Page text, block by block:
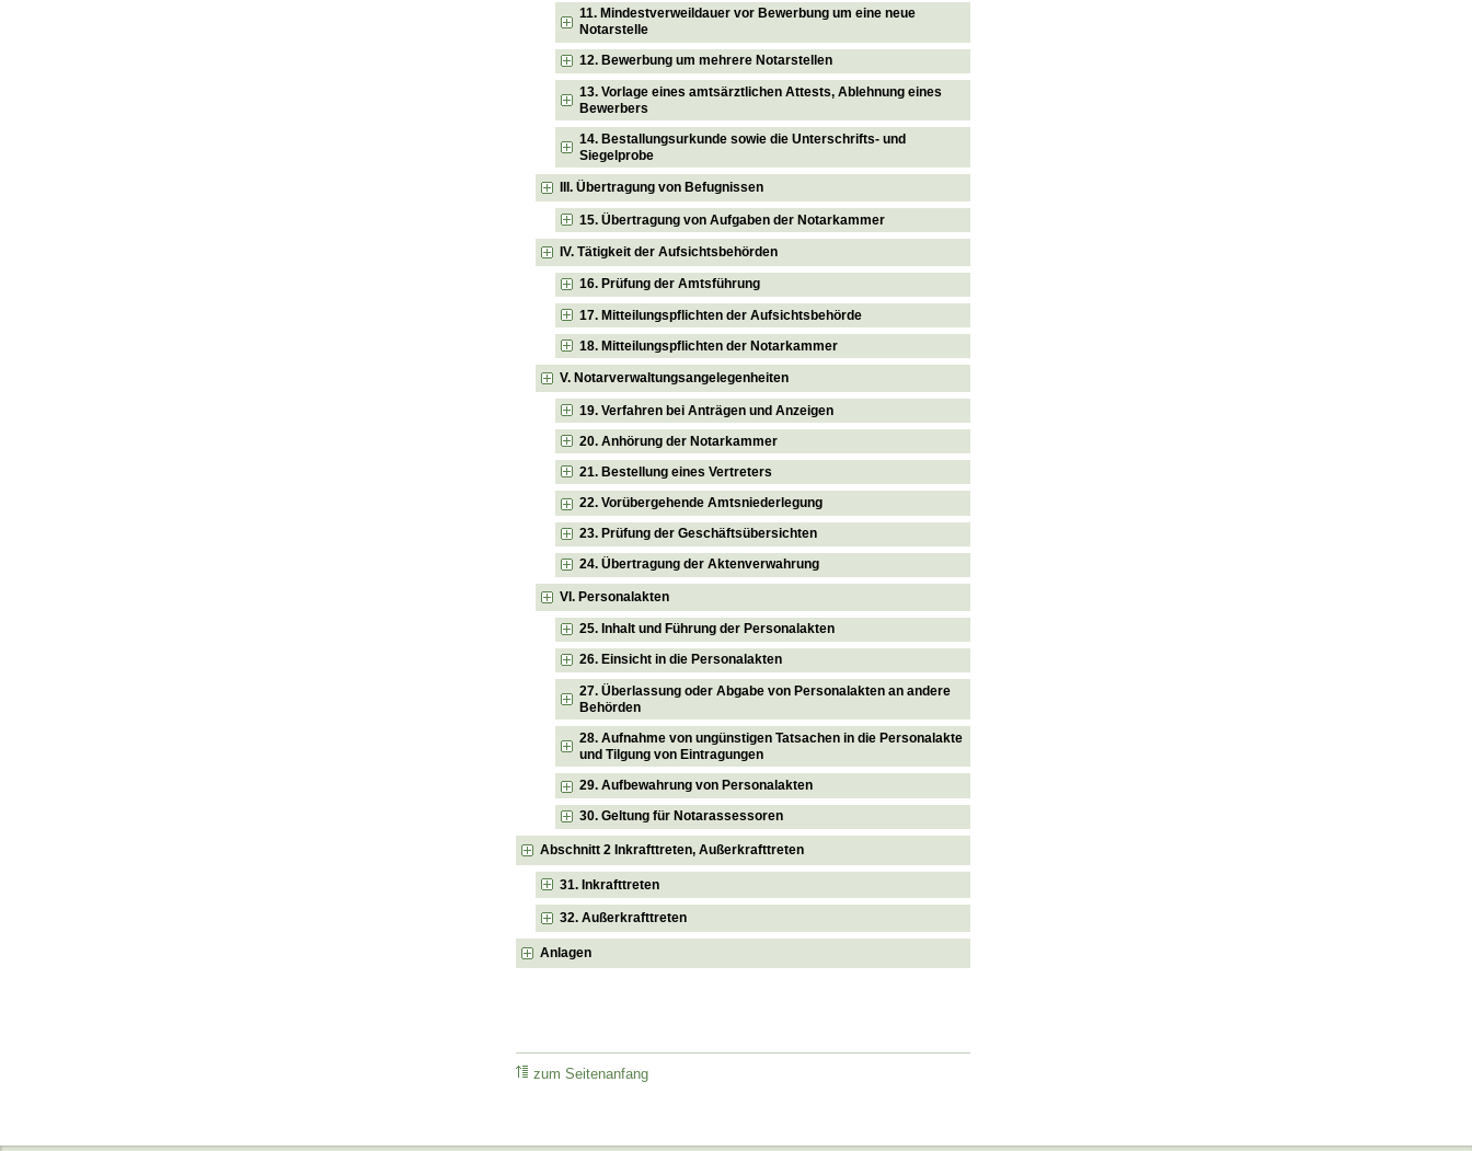
11. Mindestverweildauer vor Bewerbung um eine neue
Notarstelle
12. Bewerbung um mehrere Notarstellen
13. Vorlage eines amtsärztlichen Attests, Ablehnung eines
Bewerbers
14. Bestallungsurkunde sowie die Unterschrifts- und
Siegelprobe
III. Übertragung von Befugnissen
15. Übertragung von Aufgaben der Notarkammer
IV. Tätigkeit der Aufsichtsbehörden
16. Prüfung der Amtsführung
17. Mitteilungspflichten der Aufsichtsbehörde
18. Mitteilungspflichten der Notarkammer
V. Notarverwaltungsangelegenheiten
19. Verfahren bei Anträgen und Anzeigen
20. Anhörung der Notarkammer
21. Bestellung eines Vertreters
22. Vorübergehende Amtsniederlegung
23. Prüfung der Geschäftsübersichten
24. Übertragung der Aktenverwahrung
VI. Personalakten
25. Inhalt und Führung der Personalakten
26. Einsicht in die Personalakten
27. Überlassung oder Abgabe von Personalakten an andere
Behörden
28. Aufnahme von ungünstigen Tatsachen in die Personalakte
und Tilgung von Eintragungen
29. Aufbewahrung von Personalakten
30. Geltung für Notarassessoren
Abschnitt 2 Inkrafttreten, Außerkrafttreten
31. Inkrafttreten
32. Außerkrafttreten
Anlagen
zum Seitenanfang